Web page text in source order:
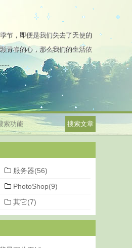
节，即便是我们失去了天使的
青春的心，那么我们的生活依
服务器(56)
PhotoShop(9)
其它(7)